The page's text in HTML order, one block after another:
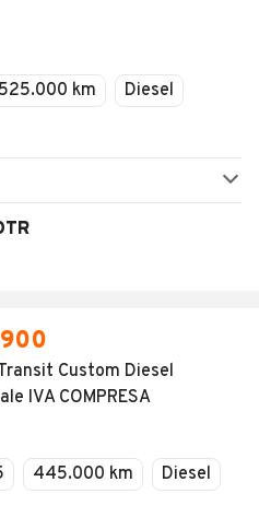
525.000 km
Diesel
Custom Diesel
IVA COMPRESA
445.000 km
Diesel